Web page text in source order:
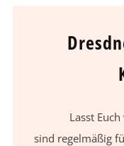
Lasst
sind regelmäßig